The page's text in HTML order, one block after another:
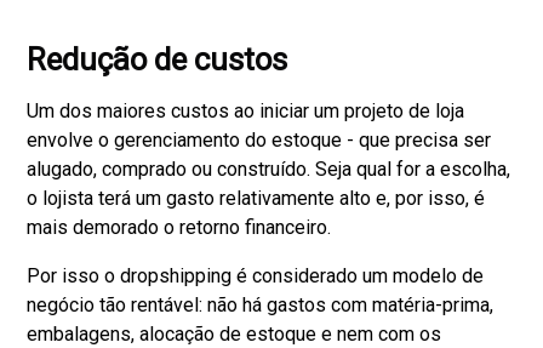
Redução de custos
Um dos maiores custos ao iniciar um projeto de loja
envolve o gerenciamento do estoque - que precisa ser
alugado, comprado ou construído. Seja qual for a escolha,
o lojista terá um gasto relativamente alto e, por isso, é
mais demorado o retorno financeiro.
Por isso o dropshipping é considerado um modelo de
negócio tão rentável: não há gastos com matéria-prima,
embalagens, alocação de estoque e nem com os